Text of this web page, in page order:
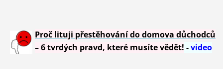
Proč lituji přestěhování do domova důchodců
– 6 tvrdých pravd, které musíte vědět! -video